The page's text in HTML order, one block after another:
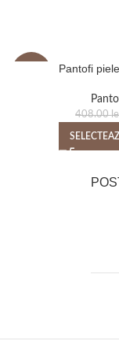
Pantofi
408.00